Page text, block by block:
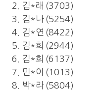
2. 김*래 (3703)
3. 김* 나 (5254)
4. 김* 연 (8422)
5. 김*희 (2944)
6. 김*희 (6137)
7.
민* 이 (1013)
8.
박*라 (5804)